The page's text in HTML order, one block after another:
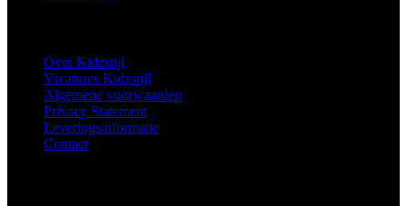
Over Kidzstijl
Vacatures Kidzstijl
Algemene voorwaarden
Privacy Statement
Leveringsinformatie
Contact